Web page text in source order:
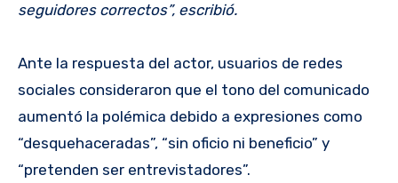
seguidores correctos”, escribió.
Ante la respuesta del actor, usuarios de redes
sociales consideraron que el tono del comunicado
aumentó la polémica debido a expresiones como
“desquehaceradas”, “sin oficio ni beneficio” y
“pretenden ser entrevistadores”.